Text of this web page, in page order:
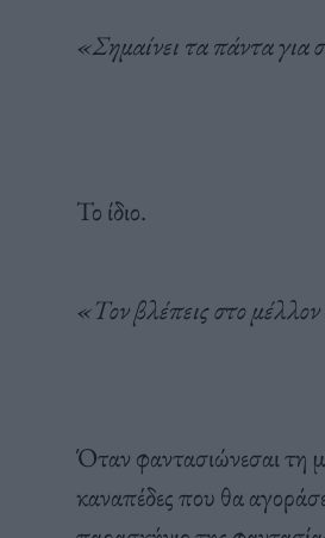
«Σημαίνει τα πάντα για
Το ίδιο.
«Τον βλέπεις στο μέλλον
Όταν φαντασιώνεσαι τη
καναπέδες που θα